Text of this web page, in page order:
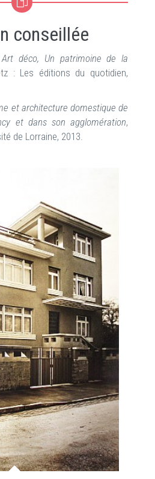
conseillée
Art déco, Un patrimoine de la
: Les éditions du quotidien,
et architecture domestique de
et dans son agglomération,
de Lorraine, 2013.